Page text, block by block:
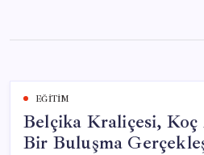
content
EĞITIM
Belçika Kraliçesi,
Bir Buluşma